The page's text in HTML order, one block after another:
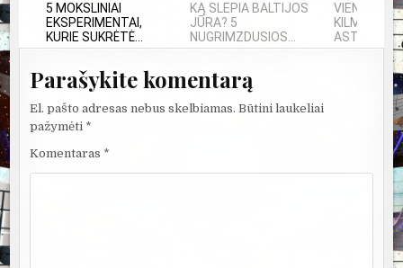
5 MOKSLINIAI
EKSPERIMENTAI,
KURIE SUKRĖTĖ...
KĄ SLEPIA BALTIJOS
JŪRA? 5
NUGRIMZDUSIOS...
KILMĖS
Parašykite komentarą
El. pašto adresas nebus skelbiamas. Būtini laukeliai
pažymėti *
Komentaras *